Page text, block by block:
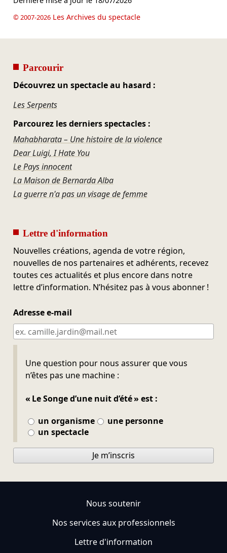
© 2007-2026Les Archives du spectacle
Parcourir
Découvrez un spectacle au hasard :
Les Serpents
Parcourez les derniers spectacles :
Mahabharata – Une histoire de la violence
Dear Luigi, I Hate You
Le Pays innocent
La Maison de Bernarda Alba
La guerre n'a pas un visage de femme
Lettre d'information
Nouvelles créations, agenda de votre région,
nouvelles de nos partenaires et adhérents, recevez
toutes ces actualités et plus encore dans notre
lettre d’information. N’hésitez pas à vous abonner !
Adresse e-mail
Une question pour nous assurer que vous
n’êtes pas une machine :
« Le Songe d’une nuit d’été » est :
un organisme
une personne
un spectacle
Ne pas remplir
Je m’inscris
Nous soutenir
Nos services aux professionnels
Lettre d'information